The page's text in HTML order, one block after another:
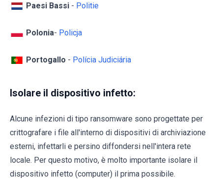
Paesi Bassi - Politie
Polonia- Policja
Portogallo - Polícia Judiciária
Isolare il dispositivo infetto:
Alcune infezioni di tipo ransomware sono progettate per
crittografare i file all'interno di dispositivi di archiviazione
esterni, infettarli e persino diffondersi nell'intera rete
locale. Per questo motivo, è molto importante isolare il
dispositivo infetto (computer) il prima possibile.